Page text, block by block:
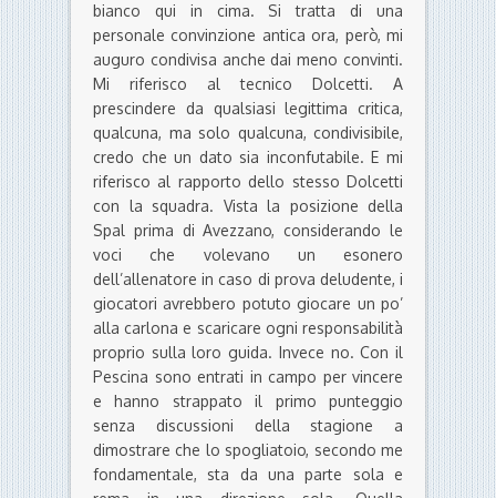
bianco qui in cima. Si tratta di una
personale convinzione antica ora, però, mi
auguro condivisa anche dai meno convinti.
Mi riferisco al tecnico Dolcetti. A
prescindere da qualsiasi legittima critica,
qualcuna, ma solo qualcuna, condivisibile,
credo che un dato sia inconfutabile. E mi
riferisco al rapporto dello stesso Dolcetti
con la squadra. Vista la posizione della
Spal prima di Avezzano, considerando le
voci che volevano un esonero
dell’allenatore in caso di prova deludente, i
giocatori avrebbero potuto giocare un po’
alla carlona e scaricare ogni responsabilità
proprio sulla loro guida. Invece no. Con il
Pescina sono entrati in campo per vincere
e hanno strappato il primo punteggio
senza discussioni della stagione a
dimostrare che lo spogliatoio, secondo me
fondamentale, sta da una parte sola e